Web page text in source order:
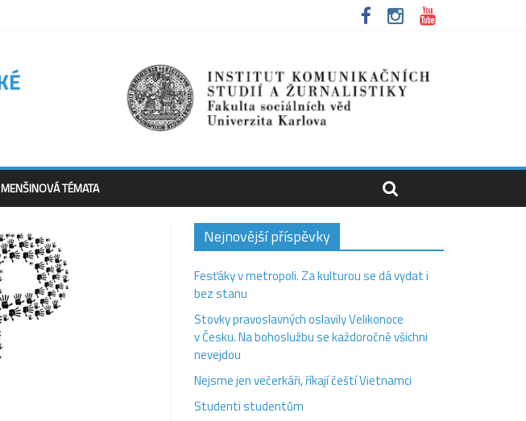
MENŠINOVÁ TÉMATA
Nejnovější příspěvky
Fesťáky v metropoli. Za kulturou se dá vydat i
bez stanu
Stovky pravoslavných oslavily Velikonoce
v Česku. Na bohoslužbu se každoročně všichni
nevejdou
Nejsme jen večerkáři, říkají čeští Vietnamci
Studenti studentům